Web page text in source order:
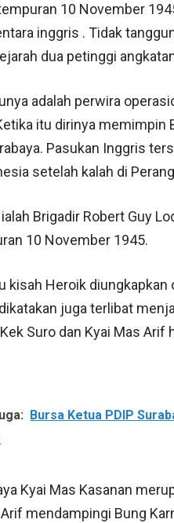
10 November
inggris . Tidak
dua petinggi
adalah perwira
itu dirinya memimpin
Pasukan Inggris
setelah kalah di
Brigadir Robert Guy
10 November 1945.
kisah Heroik
juga terlibat
Suro dan Kyai Mas
Bursa Ketua PDIP
Kyai Mas Kasanan
mendampingi Bung